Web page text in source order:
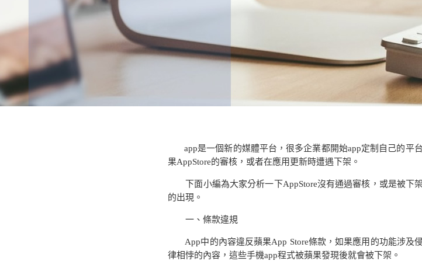
app是一個新的媒體平台，很多企業都開始app定制自己的平
果AppStore的審核，或者在應用更新時遭遇下架。
下面小編為大家分析一下AppStore沒有通過審核，或是被下
的出現。
一、條款違規
App中的內容違反蘋果App Store條款，如果應用的功能涉及
律相悖的內容，這些手機app程式被蘋果發現後就會被下架。